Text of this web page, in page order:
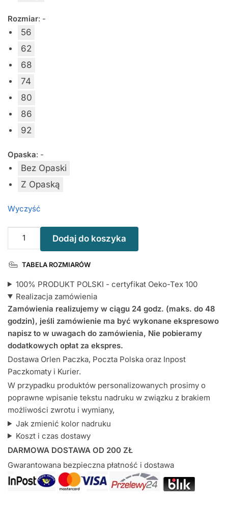
Rozmiar: -
56
62
68
74
80
86
92
Opaska: -
Bez Opaski
Z Opaską
Wyczyść
z
Tiulu
Turkusowego
i
Body
Mam
Rok
-
komplet
Dodaj do koszyka
TABELA ROZMIARÓW
100% PRODUKT POLSKI - certyfikat Oeko-Tex 100
Realizacja zamówienia
Zamówienia realizujemy w ciągu 24 godz. (maks. do 48
godzin), jeśli zamówienie ma być wykonane ekspresowo
napisz to w uwagach do zamówienia, Nie pobieramy
dodatkowych opłat za ekspres.
Dostawa Orlen Paczka, Poczta Polska oraz Inpost
Paczkomaty i Kurier.
W przypadku produktów personalizowanych prosimy o
poprawne wpisanie tekstu nadruku w związku z brakiem
możliwości zwrotu i wymiany,
Jak zmienić kolor nadruku
Koszt i czas dostawy
DARMOWA DOSTAWA OD 200 ZŁ
Gwarantowana bezpieczna płatność i dostawa